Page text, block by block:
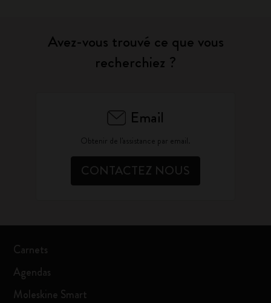
Avez-vous trouvé ce que vous
recherchiez ?
Email
Obtenir de l'assistance par email.
CONTACTEZ NOUS
Carnets
Agendas
Moleskine Smart